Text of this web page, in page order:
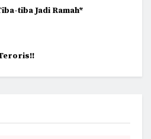
tiba Jadi Ramah*